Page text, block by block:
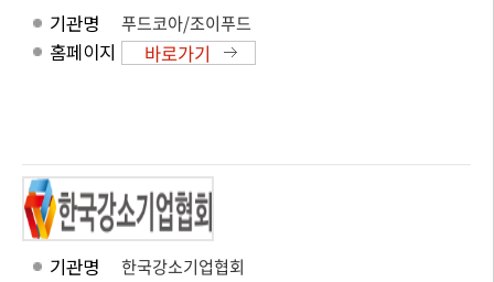
기관명 푸드코아/조이푸드
홈페이지 바로가기
기관명 한국강소기업협회